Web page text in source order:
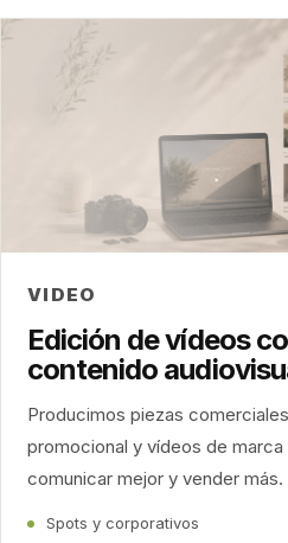
VIDEO
Edición de vídeos
contenido
Producimos piezas
promocional y vídeos de marca
comunicar mejor y vender más.
Spots y corporativos